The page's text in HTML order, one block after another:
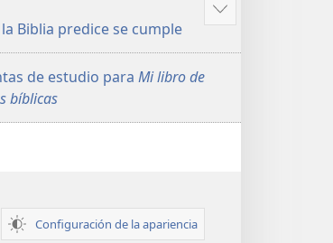
Biblia predice se cumple
Mostrar
de estudio para Mi libro de
bíblicas
Configuración de la apariencia